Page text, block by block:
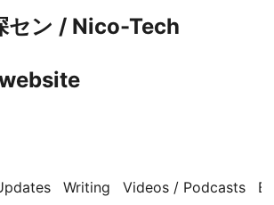
セン / Nico-Tech
Writing Videos / Podcasts